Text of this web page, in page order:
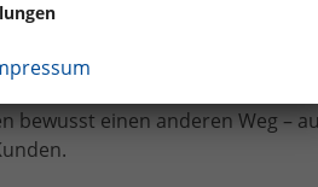
Sie maximale Sicherheit
bei Vertragsabschluss.
des Kaufvertrags eine
bewusst einen anderen Weg –